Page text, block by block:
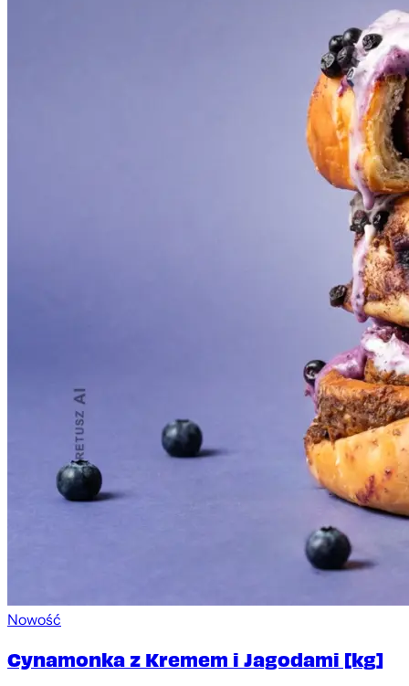
Nowość
Cynamonka z Kremem i Jagodami [kg]